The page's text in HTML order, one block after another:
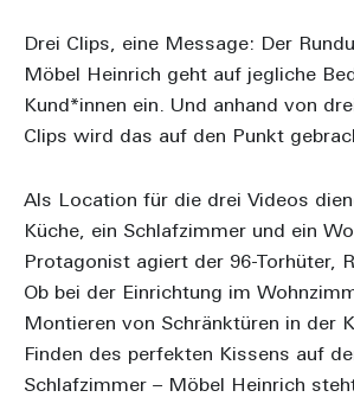
Drei Clips, eine Message: Der
Möbel Heinrich geht auf jegliche
Kund*innen ein. Und anhand von
Clips wird das auf den Punkt
Als Location für die drei Videos
Küche, ein Schlafzimmer und ein
Protagonist agiert der 96-Torhüter,
Ob bei der Einrichtung im
Montieren von Schränktüren in der
Finden des perfekten Kissens auf
Schlafzimmer – Möbel Heinrich